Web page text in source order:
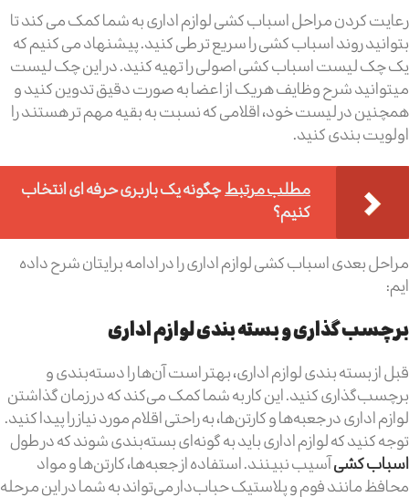
رعایت کردن مراحل اسباب کشی لوازم اداری به شما کمک می کند تا
بتوانید روند اسباب کشی را سریع تر طی کنید. پیشنهاد می کنیم که
یک چک لیست اسباب کشی اصولی را تهیه کنید. در این چک لیست
میتوانید شرح وظایف هریک از اعضا به صورت دقیق تدوین کنید و
همچنین در لیست خود، اقلامی که نسبت به بقیه مهم تر هستند را
اولویت بندی کنید.
مطلب مرتبطچگونه یک باربری حرفه ای انتخاب
کنیم؟
مراحل بعدی اسباب کشی لوازم اداری را در ادامه برایتان شرح داده
ایم:
برچسب گذاری و بسته بندی لوازم اداری
قبل از بسته ‌بندی لوازم اداری، بهتر است آن‌ها را دسته‌بندی و
برچسب‌گذاری کنید. این کار به شما کمک می‌کند که در زمان گذاشتن
لوازم اداری در جعبه‌ها و کارتن‌ها، به راحتی اقلام مورد نیاز را پیدا کنید.
توجه کنید که لوازم اداری باید به گونه‌ای بسته‌بندی شوند که در طول
اسباب کشیآسیب نبینند. استفاده از جعبه‌ها، کارتن‌ها و مواد
محافظ مانند فوم و پلاستیک حباب‌دار می‌تواند به شما در این مرحله